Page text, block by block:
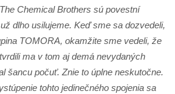
Chemical Brothers sú povestní
dlho usilujeme. Keď sme sa dozvedeli,
TOMORA, okamžite sme vedeli, že
ma v tom aj demá nevydaných
šancu počuť. Znie to úplne neskutočne.
tohto jedinečného spojenia sa